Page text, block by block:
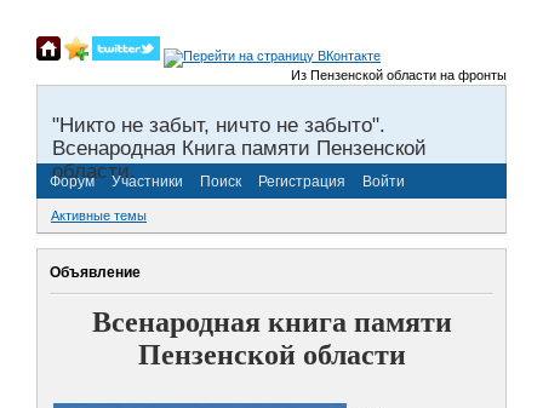
Из Пензенской области на фронты
"Никто не забыт, ничто не забыто".
Всенародная Книга памяти Пензенской
области.
Форум Участники Поиск Регистрация Войти
Активные темы
Объявление
Всенародная книга памяти
Пензенской области